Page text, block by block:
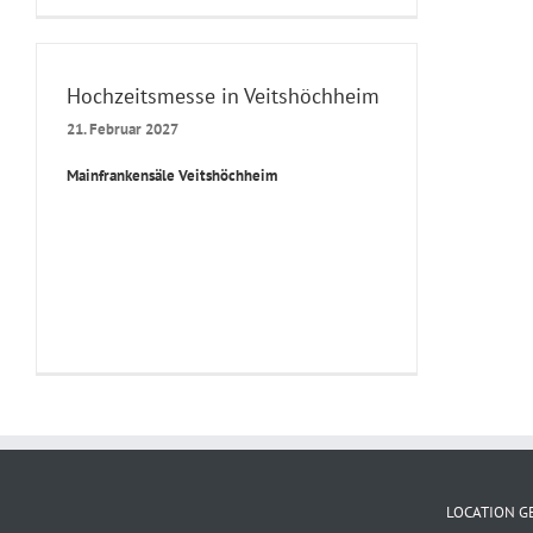
Hochzeitsmesse in Veitshöchheim
21. Februar 2027
Mainfrankensäle Veitshöchheim
LOCATION